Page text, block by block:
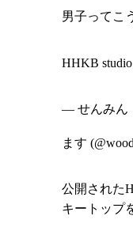
男子ってこ
HHKB studio
— せんみん
ます
公開された
キートップ